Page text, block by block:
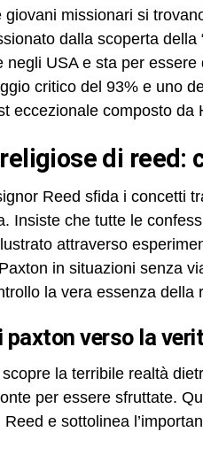
giovani missionari si
dalla scoperta della
negli USA e sta per
critico del 93% e uno
eccezionale composto
di reed:
Reed sfida i concetti
Insiste che tutte le
attraverso
in situazioni senza
la vera essenza della
paxton verso la
la terribile realtà
per essere sfruttate.
e sottolinea